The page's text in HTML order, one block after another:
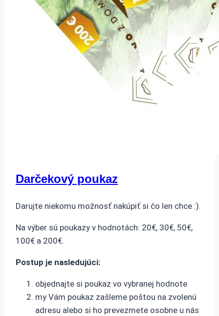
Darčekový poukaz
Darujte niekomu možnosť nakúpiť si čo len chce :).
Na výber sú poukazy v hodnotách: 20€, 30€, 50€,
100€ a 200€.
Postup je nasledujúci:
objednajte si poukaz vo vybranej hodnote
my Vám poukaz zašleme poštou na zvolenú
adresu alebo si ho prevezmete osobne u nás